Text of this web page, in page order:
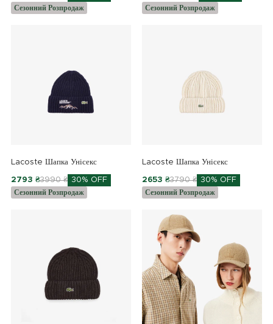
Сезонний Розпродаж Сезонний Розпродаж
Lacoste Шапка Унісекс
2793 ₴3990 ₴ 30% OFF
Сезонний Розпродаж
Lacoste Шапка Унісекс
2653 ₴3790 ₴ 30% OFF
Сезонний Розпродаж